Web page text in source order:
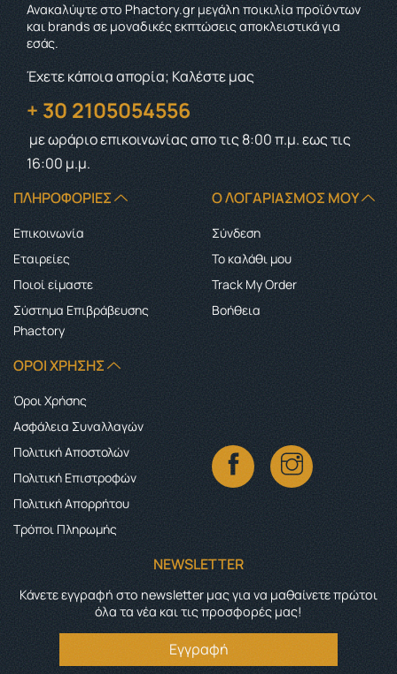
Ανακαλύψτε στο Phactory.gr μεγάλη ποικιλία προϊόντων
και brands σε μοναδικές εκπτώσεις αποκλειστικά για
εσάς.
Έχετε κάποια απορία; Καλέστε μας
+ 30 2105054556
με ωράριο επικοινωνίαςαπο τις 8:00 π.μ. εως τις
16:00 μ.μ.
ΠΛΗΡΟΦΟΡΊΕΣ
Επικοινωνία
Εταιρείες
Ποιοί είμαστε
Σύστημα Επιβράβευσης
Phactory
Ο ΛΟΓΑΡΙΑΣΜΌΣ ΜΟΥ
Σύνδεση
Το καλάθι μου
Track My Order
Boήθεια
ΌΡΟΙ ΧΡΉΣΗΣ
Όροι Χρήσης
Ασφάλεια Συναλλαγών
Πολιτική Αποστολών
Πολιτική Επιστροφών
Πολιτική Απορρήτου
Τρόποι Πληρωμής
NEWSLETTER
Κάνετε εγγραφή στο newsletter μας για να μαθαίνετε πρώτοι
όλα τα νέα και τις προσφορές μας!
Εγγραφή